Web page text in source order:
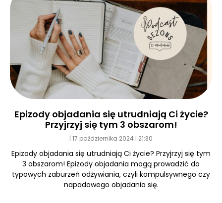
Epizody objadania się utrudniają Ci życie?
Przyjrzyj się tym 3 obszarom!
17 października 2024 21:30
Epizody objadania się utrudniają Ci życie? Przyjrzyj się tym
3 obszarom! Epizody objadania mogą prowadzić do
typowych zaburzeń odżywiania, czyli kompulsywnego czy
napadowego objadania się.